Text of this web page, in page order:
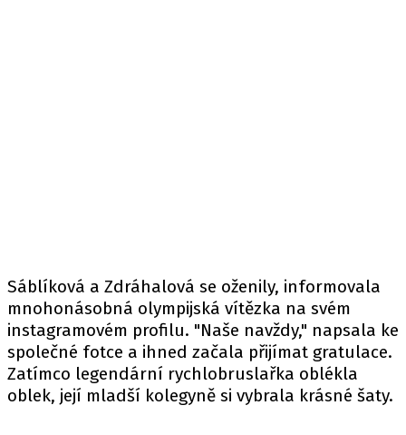
Sáblíková a Zdráhalová se oženily, informovala
mnohonásobná olympijská vítězka na svém
instagramovém profilu. "Naše navždy," napsala ke
společné fotce a ihned začala přijímat gratulace.
Zatímco legendární rychlobruslařka oblékla
oblek, její mladší kolegyně si vybrala krásné šaty.